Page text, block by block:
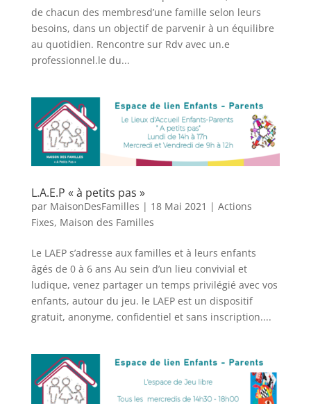
de chacun des membresd’une famille selon leurs
besoins, dans un objectif de parvenir à un équilibre
au quotidien. Rencontre sur Rdv avec un.e
professionnel.le du...
L.A.E.P « à petits pas »
par MaisonDesFamilles | 18 Mai 2021 | Actions
Fixes, Maison des Familles
Le LAEP s’adresse aux familles et à leurs enfants
âgés de 0 à 6 ans Au sein d’un lieu convivial et
ludique, venez partager un temps privilégié avec vos
enfants, autour du jeu. le LAEP est un dispositif
gratuit, anonyme, confidentiel et sans inscription....